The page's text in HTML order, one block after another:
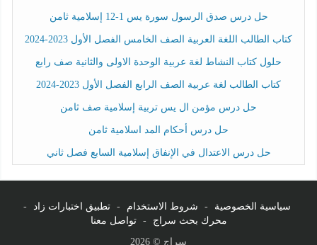
حل درس صدق الرسول سورة يس 1-12 إسلامية ثامن
كتاب الطالب اللغة العربية الصف الخامس الفصل الأول 2023-2024
حلول كتاب النشاط لغة عربية الوحدة الاولى والثانية صف رابع
كتاب الطالب لغة عربية الصف الرابع الفصل الأول 2023-2024
حل درس مؤمن ال يس تربية إسلامية صف ثامن
حل درس أحكام المد اسلامية ثامن
حل درس الاعتدال في الإنفاق إسلامية السابع فصل ثاني
سياسية الخصوصية - شروط الاستخدام - تطبيق اختبارات زاد
-
محرك بحث سراج
-
تواصل معنا
سراج © 2026